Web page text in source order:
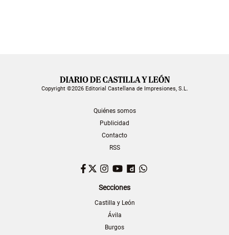
Copyright ©2026 Editorial Castellana de Impresiones, S.L.
Quiénes somos
Publicidad
Contacto
RSS
Facebook
TwitterInstagram
YouTubeDailymotion
Secciones
Castilla y León
Ávila
Burgos